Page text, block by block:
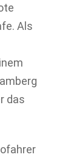
Als
das